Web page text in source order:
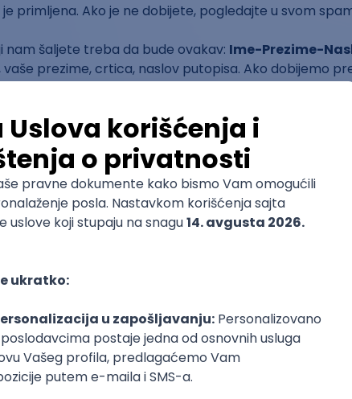
primljena. Ako je ne dobijete, pogledajte u svom
nam šaljete treba da bude ovakav: Ime-Prezime-
vaše prezime, crtica, naslov putopisa. Ako dobijemo
"putopis" ili "konkurs", velika je šansa da će se nešto
15.02.2025.
na prvi dan proleća, 20.03.2025, na sajtu
biltenu 1.04.2025. (ako još ne dobijate naš e-bilten o
temama, možete se prijaviti ovde).
komentare od članova žirija, ukoliko izraze želju.
dragocena, i koliko je teško dobiti je. Nadamo se da
svoje pisanje.
Staša Vukadinović, Marko K, Nataša Gudelj,
Druga nagrada je 100 evra, a treća nagrada 50 evra.